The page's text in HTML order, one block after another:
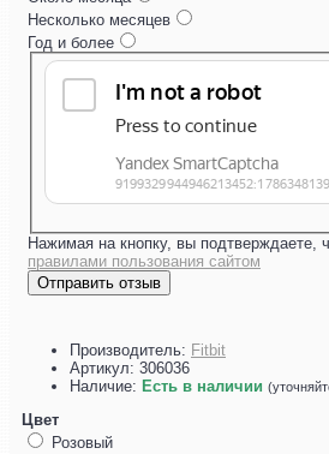
Несколько месяцев
Год и более
Нажимая на кнопку, вы подтверждаете,
правилами пользования сайтом
Отправить отзыв
Производитель: Fitbit
Артикул: 306036
Наличие: Есть в наличии
Цвет
Розовый